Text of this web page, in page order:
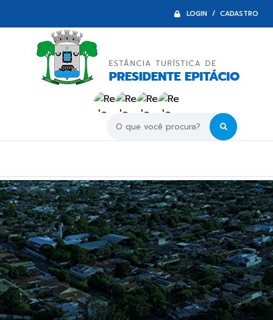
LOGIN / CADASTRO